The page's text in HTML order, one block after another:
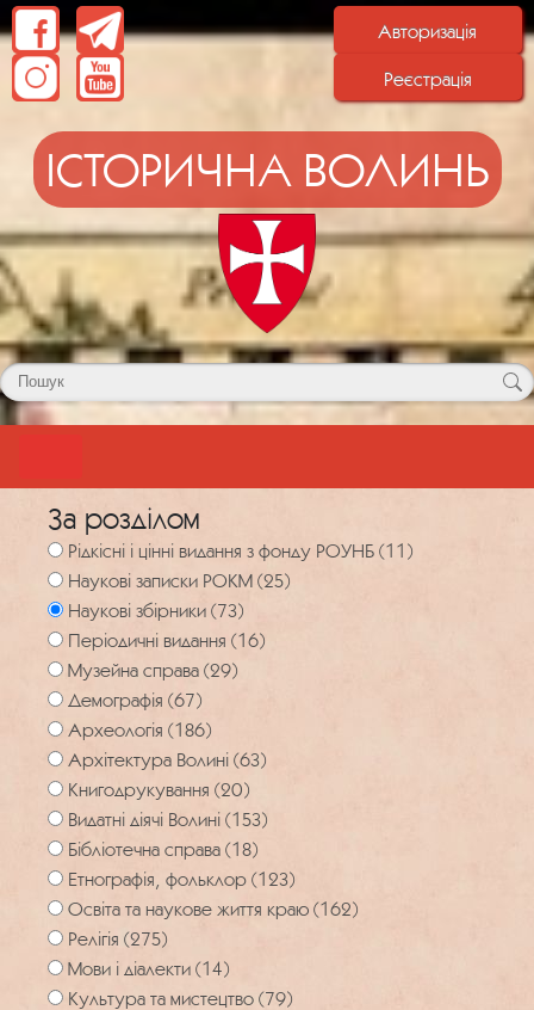
Авторизація
Реєстрація
ІСТОРИЧНА ВОЛИНЬ
За розділом
Рідкісні і цінні видання з фонду РОУНБ (11)
Наукові записки РОКМ (25)
Наукові збірники (73)
Періодичні видання (16)
Музейна справа (29)
Демографія (67)
Археологія (186)
Архітектура Волині (63)
Книгодрукування (20)
Видатні діячі Волині (153)
Бібліотечна справа (18)
Етнографія, фольклор (123)
Освіта та наукове життя краю (162)
Релігія (275)
Мови і діалекти (14)
Культура та мистецтво (79)